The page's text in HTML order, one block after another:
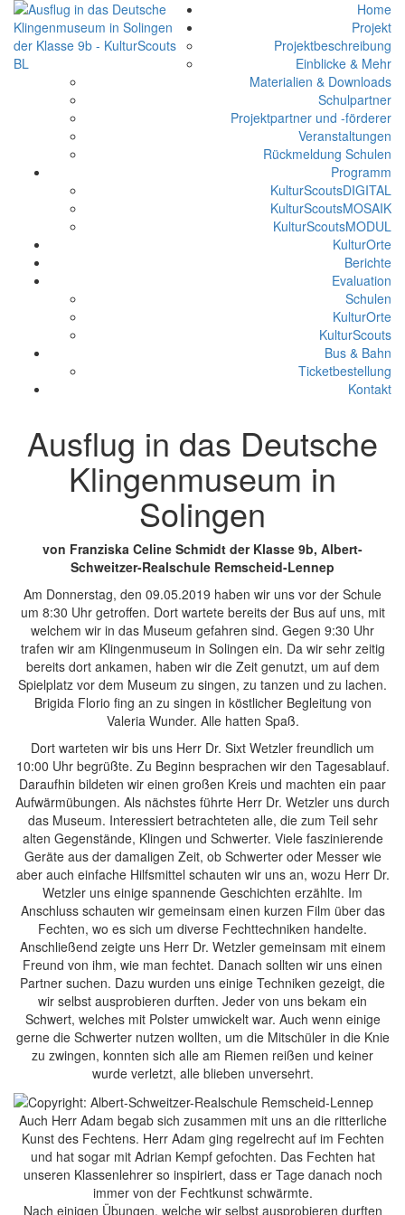
Home
Projekt
Projektbeschreibung
Einblicke & Mehr
Materialien & Downloads
Schulpartner
Projektpartner und -förderer
Veranstaltungen
Rückmeldung Schulen
Programm
KulturScoutsDIGITAL
KulturScoutsMOSAIK
KulturScoutsMODUL
KulturOrte
Berichte
Evaluation
Schulen
KulturOrte
KulturScouts
Bus & Bahn
Ticketbestellung
Kontakt
Ausflug in das Deutsche
Klingenmuseum in
Solingen
von Franziska Celine Schmidt der Klasse 9b, Albert-
Schweitzer-Realschule Remscheid-Lennep
Am Donnerstag, den 09.05.2019 haben wir uns vor der Schule
um 8:30 Uhr getroffen. Dort wartete bereits der Bus auf uns, mit
welchem wir in das Museum gefahren sind. Gegen 9:30 Uhr
trafen wir am Klingenmuseum in Solingen ein. Da wir sehr zeitig
bereits dort ankamen, haben wir die Zeit genutzt, um auf dem
Spielplatz vor dem Museum zu singen, zu tanzen und zu lachen.
Brigida Florio fing an zu singen in köstlicher Begleitung von
Valeria Wunder. Alle hatten Spaß.
Dort warteten wir bis uns Herr Dr. Sixt Wetzler freundlich um
10:00 Uhr begrüßte. Zu Beginn besprachen wir den Tagesablauf.
Daraufhin bildeten wir einen großen Kreis und machten ein paar
Aufwärmübungen. Als nächstes führte Herr Dr. Wetzler uns durch
das Museum. Interessiert betrachteten alle, die zum Teil sehr
alten Gegenstände, Klingen und Schwerter. Viele faszinierende
Geräte aus der damaligen Zeit, ob Schwerter oder Messer wie
aber auch einfache Hilfsmittel schauten wir uns an, wozu Herr Dr.
Wetzler uns einige spannende Geschichten erzählte. Im
Anschluss schauten wir gemeinsam einen kurzen Film über das
Fechten, wo es sich um diverse Fechttechniken handelte.
Anschließend zeigte uns Herr Dr. Wetzler gemeinsam mit einem
Freund von ihm, wie man fechtet. Danach sollten wir uns einen
Partner suchen. Dazu wurden uns einige Techniken gezeigt, die
wir selbst ausprobieren durften. Jeder von uns bekam ein
Schwert, welches mit Polster umwickelt war. Auch wenn einige
gerne die Schwerter nutzen wollten, um die Mitschüler in die Knie
zu zwingen, konnten sich alle am Riemen reißen und keiner
wurde verletzt, alle blieben unversehrt.
Auch Herr Adam begab sich zusammen mit uns an die ritterliche
Kunst des Fechtens. Herr Adam ging regelrecht auf im Fechten
und hat sogar mit Adrian Kempf gefochten. Das Fechten hat
unseren Klassenlehrer so inspiriert, dass er Tage danach noch
immer von der Fechtkunst schwärmte.
Nach einigen Übungen, welche wir selbst ausprobieren durften